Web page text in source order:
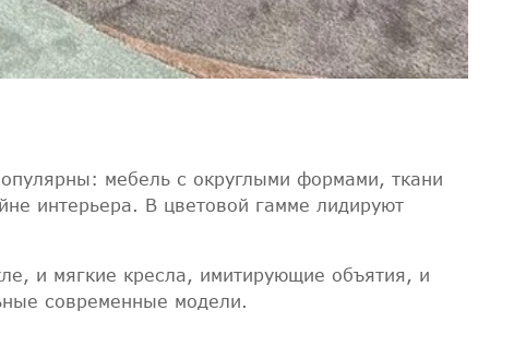
мебель с округлыми формами, ткани
интерьера. В цветовой гамме лидируют
и мягкие кресла, имитирующие объятия, и
современные модели.